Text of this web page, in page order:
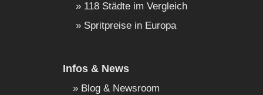
118 Städte im Vergleich
Spritpreise in Europa
Infos & News
Blog & Newsroom